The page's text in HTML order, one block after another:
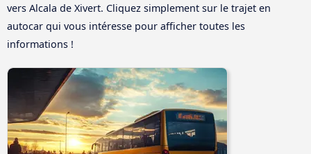
vers Alcala de Xivert. Cliquez simplement sur le trajet en
autocar qui vous intéresse pour afficher toutes les
informations !